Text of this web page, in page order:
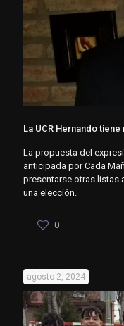
La UCR Hernando
La propuesta del
anticipada por Cada
presentarse otras listas
una elección.
0
agosto 2, 2024